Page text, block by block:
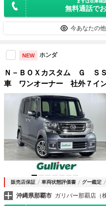
まずは在庫確
無料通話で
今あなたの
NEW ホンダ
Ｎ－ＢＯＸカスタム Ｇ Ｓ
車 ワンオーナー 社外７イン
Ｄ） パワースライドドア
Ｃ ドライブレコーダー シ
スタートアシスト
販売店保証 車両状態評価書 グー鑑定
沖縄県那覇市 ガリバー那覇店（